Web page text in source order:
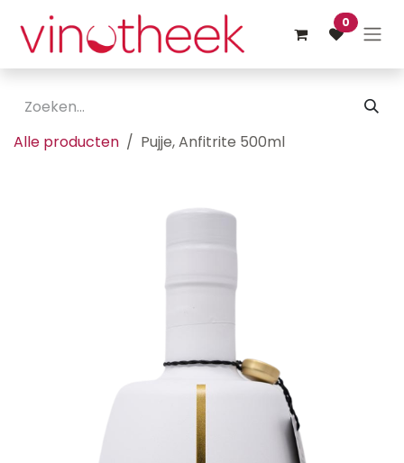
Overslaan naar inhoud
0
Alle producten Pujje, Anfitrite 500ml